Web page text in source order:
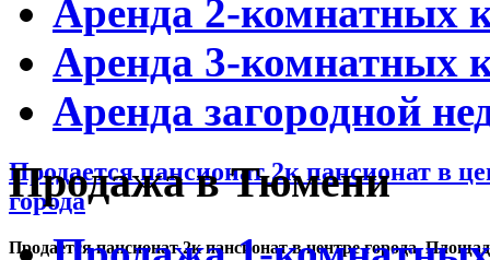
Продается пансионат 2к пансионат в
города
Продается пансионат 2к пансионат в центре города.
Аренда 2-комнатных
Аренда 3-комнатных
Аренда загородной
Продажа в Тюмени